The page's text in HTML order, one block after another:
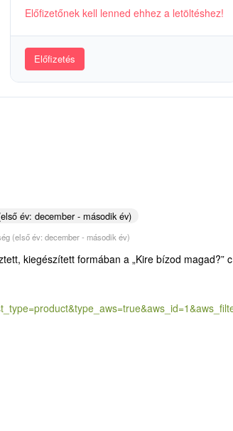
Előfizetőnek kell lenned ehhez a letöltéshez!
Előfizetés
év: december - második év)
(első év: december - második év)
kiegészített formában a „Kire bízod magad?”
type_aws=true&aws_id=1&aws_